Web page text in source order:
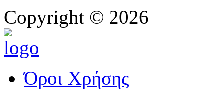
Copyright © 2026
Όροι Χρήσης